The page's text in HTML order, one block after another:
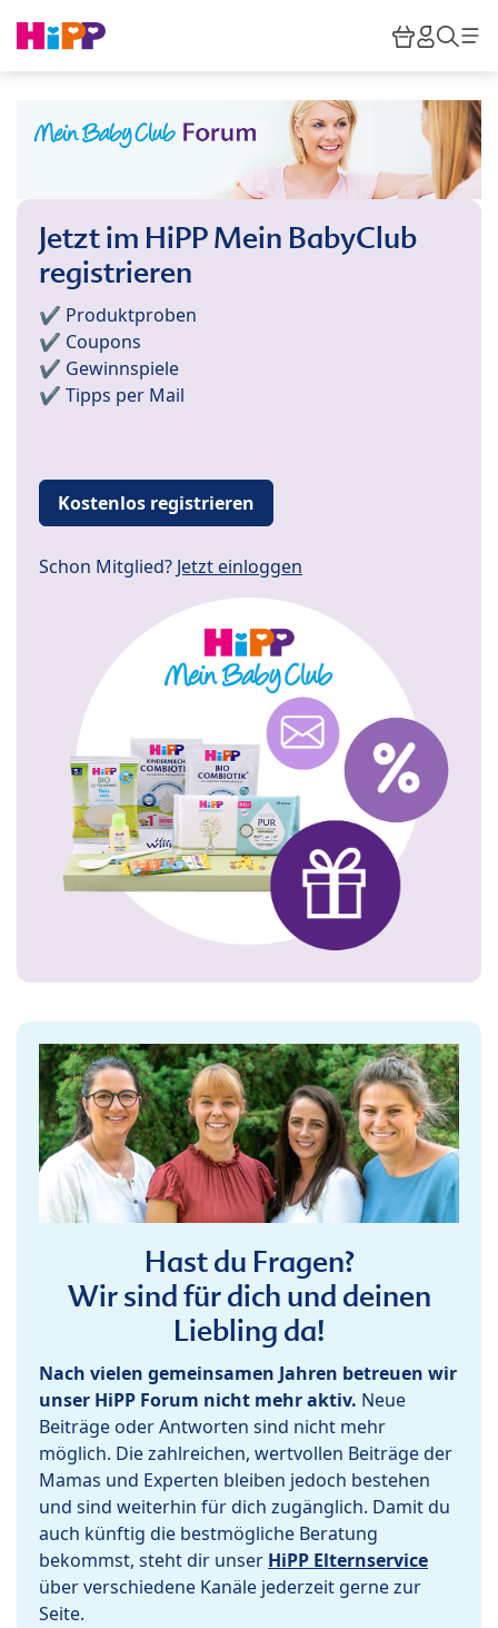
HiPP
Jetzt im HiPP Mein BabyClub
registrieren
✔️ Produktproben
✔️ Coupons
✔️ Gewinnspiele
✔️ Tipps per Mail
Kostenlos registrieren
Schon Mitglied? Jetzt einloggen
Hast du Fragen?
Wir sind für dich und deinen
Liebling da!
Nach vielen gemeinsamen Jahren betreuen wir
unser HiPP Forum nicht mehr aktiv. Neue
Beiträge oder Antworten sind nicht mehr
möglich. Die zahlreichen, wertvollen Beiträge der
Mamas und Experten bleiben jedoch bestehen
und sind weiterhin für dich zugänglich. Damit du
auch künftig die bestmögliche Beratung
bekommst, steht dir unser HiPP Elternservice
über verschiedene Kanäle jederzeit gerne zur
Seite.